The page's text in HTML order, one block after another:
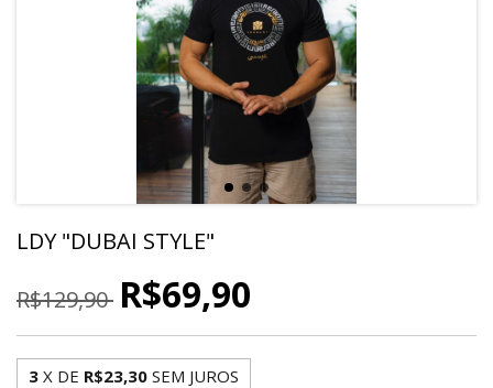
LDY "DUBAI STYLE"
R$129,90 R$69,90
3 X DE R$23,30 SEM JUROS